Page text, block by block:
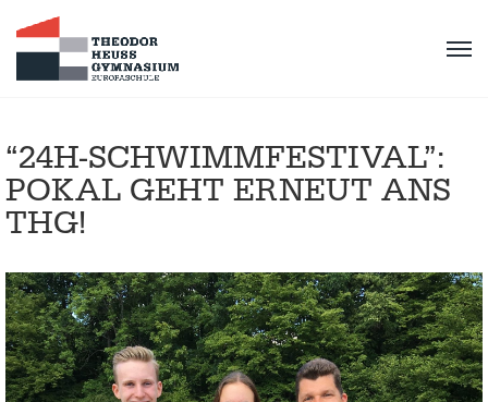
“24H-SCHWIMMFESTIVAL”:
POKAL GEHT ERNEUT ANS
THG!